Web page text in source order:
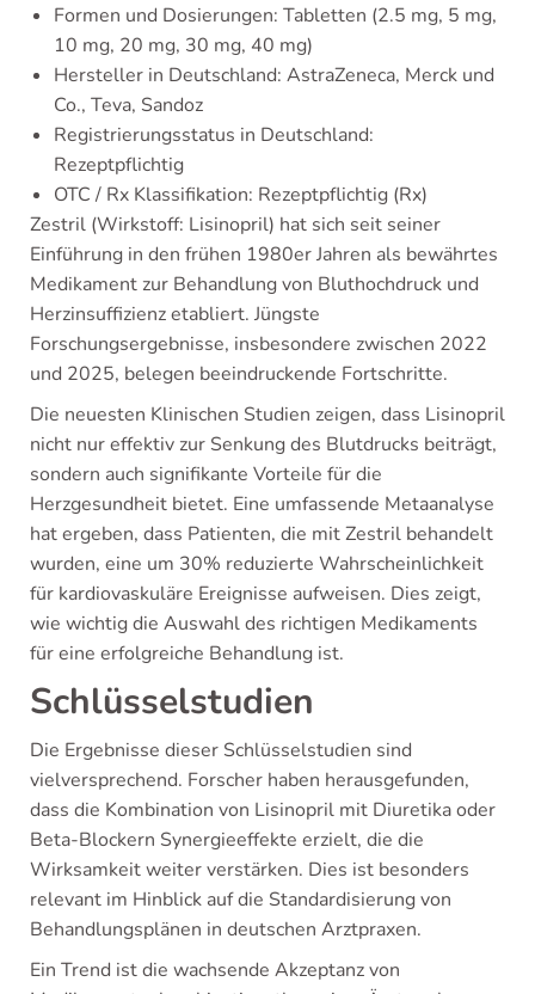
Formen und Dosierungen: Tabletten (2.5 mg, 5 mg,
10 mg, 20 mg, 30 mg, 40 mg)
Hersteller in Deutschland: AstraZeneca, Merck und
Co., Teva, Sandoz
Registrierungsstatus in Deutschland:
Rezeptpflichtig
OTC / Rx Klassifikation: Rezeptpflichtig (Rx)
Zestril (Wirkstoff: Lisinopril) hat sich seit seiner
Einführung in den frühen 1980er Jahren als bewährtes
Medikament zur Behandlung von Bluthochdruck und
Herzinsuffizienz etabliert. Jüngste
Forschungsergebnisse, insbesondere zwischen 2022
und 2025, belegen beeindruckende Fortschritte.
Die neuesten Klinischen Studien zeigen, dass Lisinopril
nicht nur effektiv zur Senkung des Blutdrucks beiträgt,
sondern auch signifikante Vorteile für die
Herzgesundheit bietet. Eine umfassende Metaanalyse
hat ergeben, dass Patienten, die mit Zestril behandelt
wurden, eine um 30% reduzierte Wahrscheinlichkeit
für kardiovaskuläre Ereignisse aufweisen. Dies zeigt,
wie wichtig die Auswahl des richtigen Medikaments
für eine erfolgreiche Behandlung ist.
Schlüsselstudien
Die Ergebnisse dieser Schlüsselstudien sind
vielversprechend. Forscher haben herausgefunden,
dass die Kombination von Lisinopril mit Diuretika oder
Beta-Blockern Synergieeffekte erzielt, die die
Wirksamkeit weiter verstärken. Dies ist besonders
relevant im Hinblick auf die Standardisierung von
Behandlungsplänen in deutschen Arztpraxen.
Ein Trend ist die wachsende Akzeptanz von